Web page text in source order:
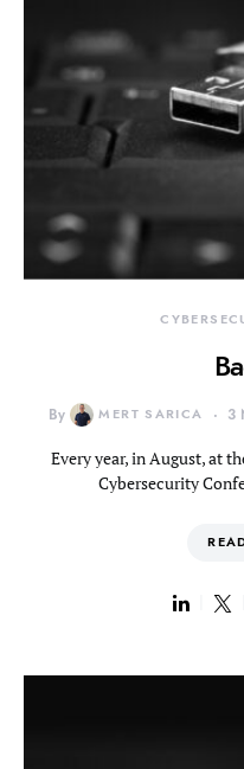
By MERT SARICA 3
Every year, in August, at
Cybersecurity